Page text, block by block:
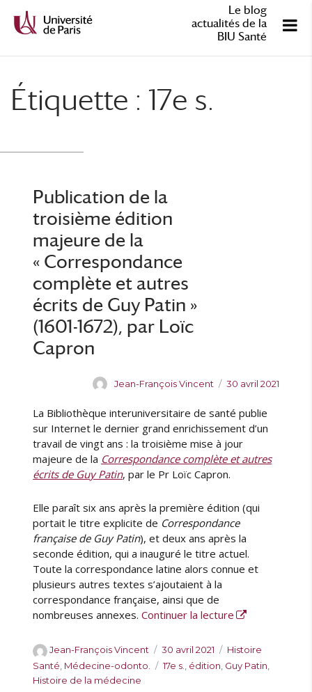
Le blog
actualités de la
BIU Santé
Étiquette : 17e s.
Publication de la
troisième édition
majeure de la
« Correspondance
complète et autres
écrits de Guy Patin »
(1601-1672), par Loïc
Capron
A
t
e
u
r
Jean-François Vincent
P
b
l
i
é
l
30 avril 2021
La Bibliothèque interuniversitaire de santé publie
sur Internet le dernier grand enrichissement d’un
travail de vingt ans : la troisième mise à jour
majeure de la Correspondance complète et autres
écrits de Guy Patin, par le Pr Loïc Capron.
Elle paraît six ans après la première édition (qui
portait le titre explicite de Correspondance
française de Guy Patin), et deux ans après la
seconde édition, qui a inauguré le titre actuel.
Toute la correspondance latine alors connue et
plusieurs autres textes s’ajoutaient à la
correspondance française, ainsi que de
nombreuses annexes.Continuer la lecture de «
A
u
t
Jean-François Vincent
P
u
30 avril 2021
C
a
Histoire
Santé Médecine-odonto.
É
17e s. édition Guy Patin
Histoire de la médecine